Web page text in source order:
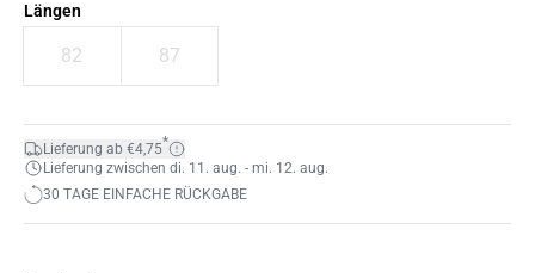
Längen
82 87
Lieferung ab €4,75*
Lieferung zwischen di. 11. aug. - mi. 12. aug.
30 TAGE EINFACHE RÜCKGABE